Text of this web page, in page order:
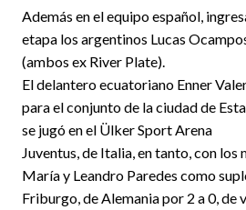
Además en el equipo español,
etapa los argentinos Lucas
(ambos ex River Plate).
El delantero ecuatoriano Enner
para el conjunto de la ciudad de
se jugó en el Ülker Sport Arena
Juventus, de Italia, en tanto, con
María y Leandro Paredes como
Friburgo, de Alemania por 2 a 0, de